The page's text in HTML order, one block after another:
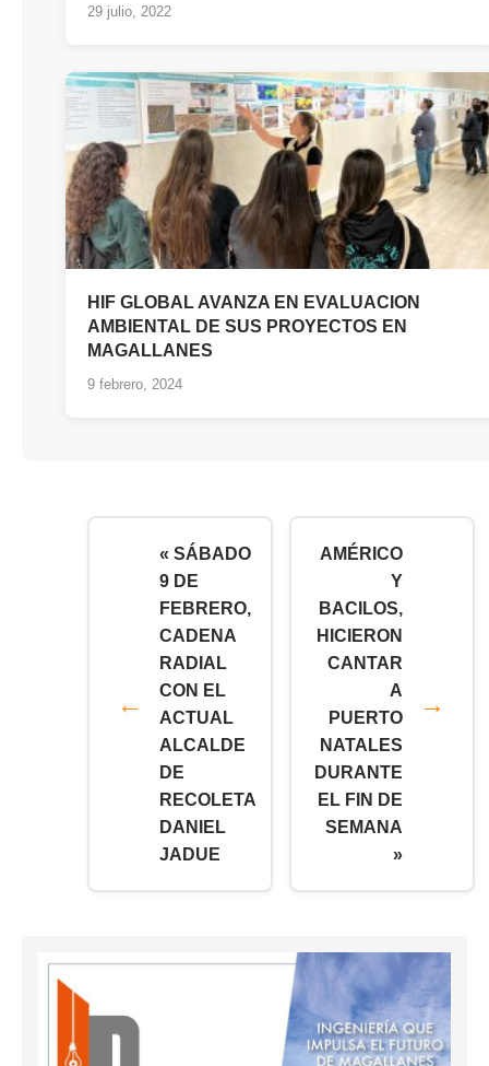
29 julio, 2022
HIF GLOBAL AVANZA EN EVALUACION
AMBIENTAL DE SUS PROYECTOS EN
MAGALLANES
9 febrero, 2024
« SÁBADO
9 DE
FEBRERO,
CADENA
RADIAL
CON EL
ACTUAL
ALCALDE
DE
RECOLETA
DANIEL
JADUE
AMÉRICO
Y
BACILOS,
HICIERON
CANTAR
A
PUERTO
NATALES
DURANTE
EL FIN DE
SEMANA
»